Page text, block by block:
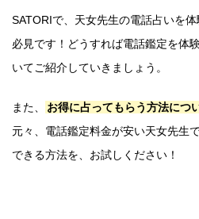
SATORIで、天女先生の電話占いを体
必見です！どうすれば電話鑑定を体
いてご紹介していきましょう。
また、 お得に占ってもらう方法につ
元々、電話鑑定料金が安い天女先生
できる方法を、お試しください！